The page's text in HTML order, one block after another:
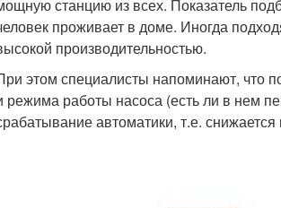
станцию из всех. Показатель
проживает в доме. Иногда
производительностью.
этом специалисты напоминают, что
режима работы насоса (есть ли в нем
автоматики, т.е.